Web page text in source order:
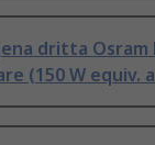
dritta Osram
(150 W equiv.